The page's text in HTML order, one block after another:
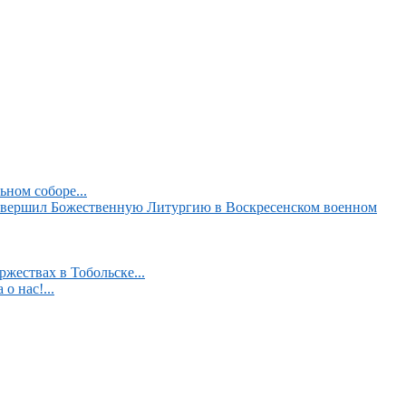
соборе...
Божественную Литургию в Воскресенском военном
в Тобольске...
о нас!...